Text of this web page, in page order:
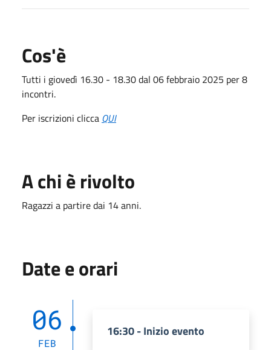
Cos'è
Tutti i giovedì 16.30 - 18.30 dal 06 febbraio 2025 per 8
incontri.
Per iscrizioni clicca QUI
A chi è rivolto
Ragazzi a partire dai 14 anni.
Date e orari
06
FEB
16:30 - Inizio evento